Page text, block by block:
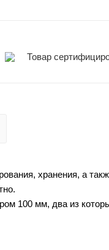
Товар
хранения, а
100 мм, два из